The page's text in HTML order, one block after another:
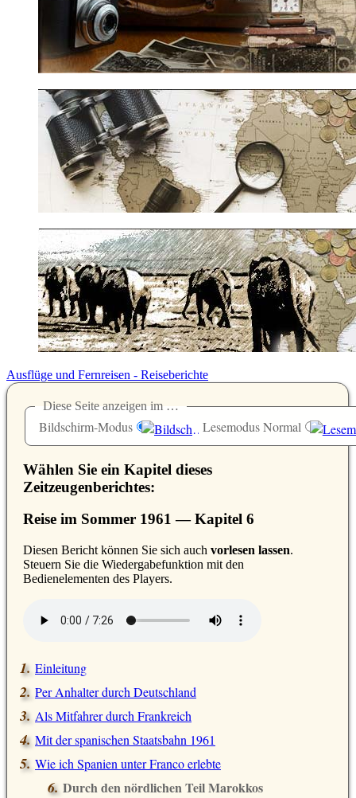
Ausflüge und Fernreisen - Reiseberichte
Diese Seite anzeigen im …
Bildschirm-Modus Lesemodus Normal
Wählen Sie ein Kapitel dieses
Zeitzeugenberichtes:
Reise im Sommer 1961 — Kapitel 6
Diesen Bericht können Sie sich auch vorlesen lassen.
Steuern Sie die Wiedergabefunktion mit den
Bedienelementen des Players.
Einleitung
Per Anhalter durch Deutschland
Als Mitfahrer durch Frankreich
Mit der spanischen Staatsbahn 1961
Wie ich Spanien unter Franco erlebte
Durch den nördlichen Teil Marokkos